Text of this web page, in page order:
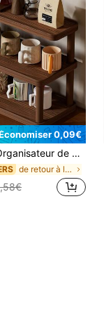
0,09€
multifonction pour la maison, étagère à épices de cuisine, porte-tasse à café, présentoir ouvert pour rouge à lèvres, parfum et tasse de thé, organisateur de comptoir gain de place
de retour à l'école Étagères de rangement de burea